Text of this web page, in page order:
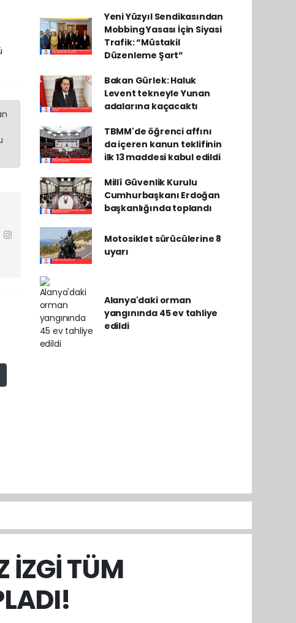
Yeni Yüzyıl Sendikasından
Mobbing Yasası İçin Siyasi
Trafik: “Müstakil
Düzenleme Şart”
Bakan Gürlek: Haluk
Levent tekneyle Yunan
adalarına kaçacaktı
TBMM'de öğrenci affını
da içeren kanun teklifinin
ilk 13 maddesi kabul edildi
Millî Güvenlik Kurulu
Cumhurbaşkanı Erdoğan
başkanlığında toplandı
Motosiklet sürücülerine 8
uyarı
Alanya'daki orman
yangınında 45 ev tahliye
edildi
İZGİ TÜM